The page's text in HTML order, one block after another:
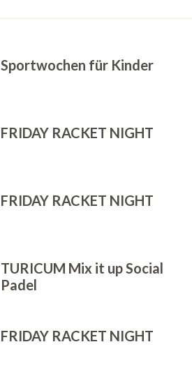
Sportwochen für Kinder
FRIDAY RACKET NIGHT
FRIDAY RACKET NIGHT
TURICUM Mix it up Social
Padel
FRIDAY RACKET NIGHT